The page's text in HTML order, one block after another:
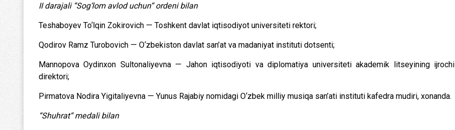
II darajali “Sog‘lom avlod uchun“ ordeni bilan
Teshaboyev To‘lqin Zokirovich — Toshkent davlat iqtisodiyot universiteti rektori;
Qodirov Ramz Turobovich — O‘zbekiston davlat san’at va madaniyat instituti dotsenti;
Mannopova Oydinxon Sultonaliyevna — Jahon iqtisodiyoti va diplomatiya universiteti akademik litseyining ijrochi
direktori;
Pirmatova Nodira Yigitaliyevna — Yunus Rajabiy nomidagi O‘zbek milliy musiqa san’ati instituti kafedra mudiri, xonanda.
“Shuhrat“ medali bilan